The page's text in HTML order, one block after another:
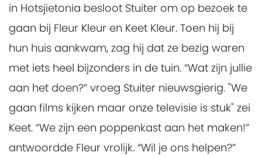
in Hotsjietonia besloot Stuiter om op bezoek te
gaan bij Fleur Kleur en Keet Kleur. Toen hij bij
hun huis aankwam, zag hij dat ze bezig waren
met iets heel bijzonders in de tuin. “Wat zijn jullie
aan het doen?” vroeg Stuiter nieuwsgierig. "We
gaan films kijken maar onze televisie is stuk" zei
Keet. “We zijn een poppenkast aan het maken!”
antwoordde Fleur vrolijk. “Wil je ons helpen?”